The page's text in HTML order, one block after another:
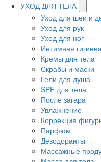
УХОД ДЛЯ ТЕЛА
Уход для шеи и
Уход для рук
Уход для ног
Интимная
Кремы для тела
Скрабы и маски
Гели для душа
SPF для тела
После загара
Увлажнение
Коррекция
Парфюм
Дезодоранты
Массажные